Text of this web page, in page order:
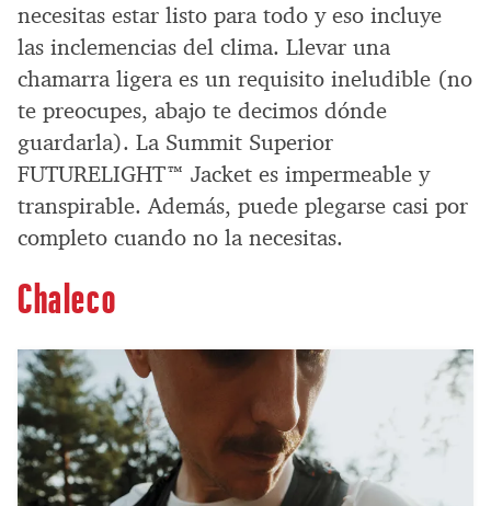
necesitas estar listo para todo y eso incluye
las inclemencias del clima. Llevar una
chamarra ligera es un requisito ineludible (no
te preocupes, abajo te decimos dónde
guardarla). La Summit Superior
FUTURELIGHT™ Jacket es impermeable y
transpirable. Además, puede plegarse casi por
completo cuando no la necesitas.
Chaleco